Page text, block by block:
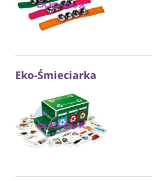
Eko-Śmieciarka